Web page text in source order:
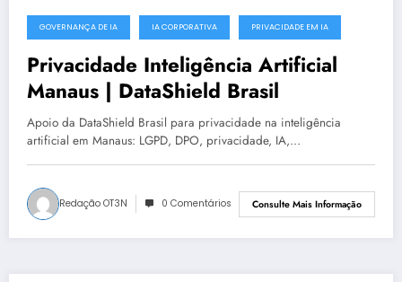
julho 17, 2025
GOVERNANÇA DE IA IA CORPORATIVA PRIVACIDADE EM IA
Privacidade Inteligência Artificial
Manaus | DataShield Brasil
Apoio da DataShield Brasil para privacidade na inteligência
artificial em Manaus: LGPD, DPO, privacidade, IA,…
Redação OT3N 0 Comentários Consulte Mais Informação